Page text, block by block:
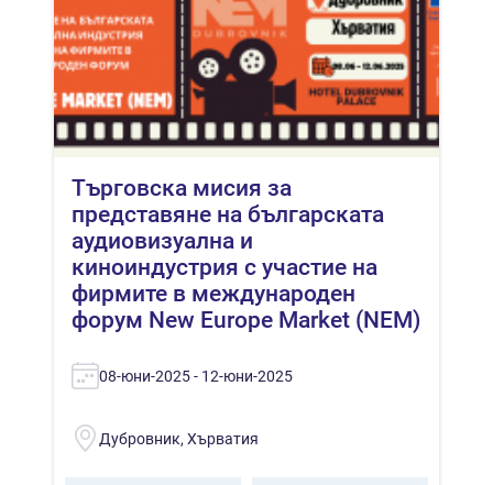
Търговска мисия за
представяне на българската
аудиовизуална и
киноиндустрия с участие на
фирмите в международен
форум New Europe Market (NEM)
08-юни-2025 - 12-юни-2025
Дубровник, Хърватия